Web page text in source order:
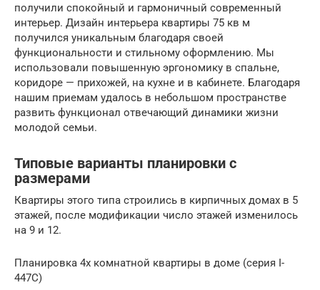
получили спокойный и гармоничный современный
интерьер. Дизайн интерьера квартиры 75 кв м
получился уникальным благодаря своей
функциональности и стильному оформлению. Мы
использовали повышенную эргономику в спальне,
коридоре — прихожей, на кухне и в кабинете. Благодаря
нашим приемам удалось в небольшом пространстве
развить функционал отвечающий динамики жизни
молодой семьи.
Типовые варианты планировки с
размерами
Квартиры этого типа строились в кирпичных домах в 5
этажей, после модификации число этажей изменилось
на 9 и 12.
Планировка 4х комнатной квартиры в доме (серия I-
447C)